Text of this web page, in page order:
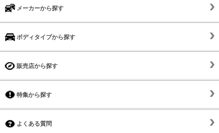
メーカーから探す
ボディタイプから探す
販売店から探す
特集から探す
よくある質問